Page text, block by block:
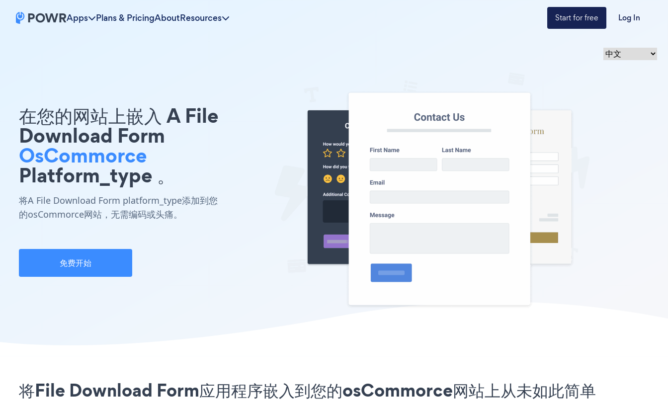
Apps Plans & PricingAboutResources Start for free Log In
在您的网站上嵌入 A File
Download Form
OsCommorce
Platform_type 。
将A File Download Form platform_type添加到您
的osCommorce网站，无需编码或头痛。
免费开始
将File Download Form应用程序嵌入到您的osCommorce网站上从未如此简单